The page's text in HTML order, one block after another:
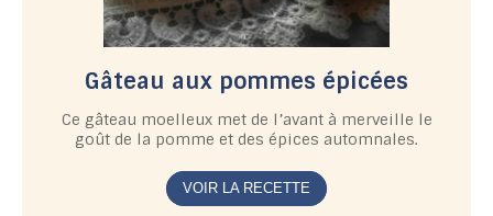
Gâteau aux pommes épicées
Ce gâteau moelleux met de l’avant à merveille le
goût de la pomme et des épices automnales.
VOIR LA RECETTE